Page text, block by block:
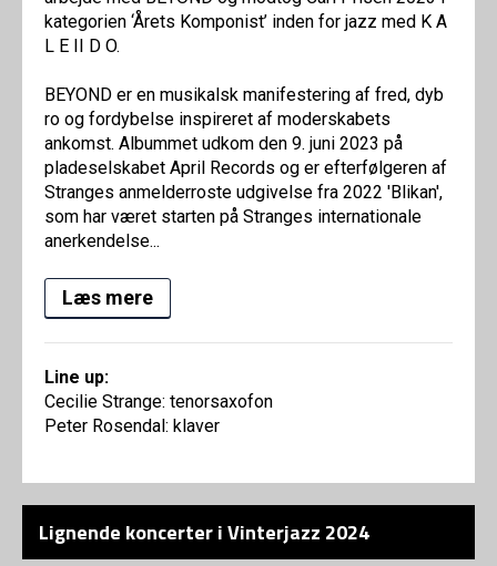
kategorien ‘Årets Komponist’ inden for jazz med K A
L E II D O.
BEYOND er en musikalsk manifestering af fred, dyb
ro og fordybelse inspireret af moderskabets
ankomst. Albummet udkom den 9. juni 2023 på
pladeselskabet April Records og er efterfølgeren af
Stranges anmelderroste udgivelse fra 2022 'Blikan',
som har været starten på Stranges internationale
anerkendelse...
Læs mere
Line up:
Cecilie Strange: tenorsaxofon
Peter Rosendal: klaver
Lignende koncerter i Vinterjazz 2024